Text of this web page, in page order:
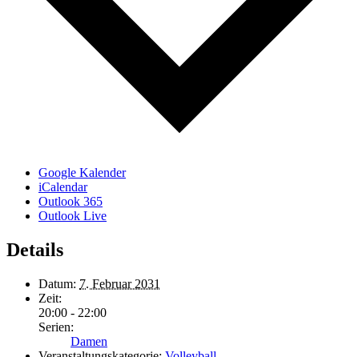
Google Kalender
iCalendar
Outlook 365
Outlook Live
Details
Datum: 7. Februar 2031
Zeit:
20:00 - 22:00
Serien:
Damen